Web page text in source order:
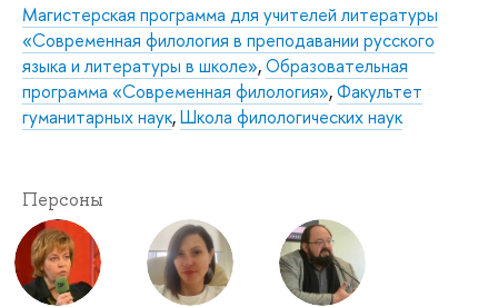
Магистерская программа для учителей литературы
«Современная филология в преподавании русского
языка и литературы в школе»,Образовательная
программа «Современная филология»,Факультет
гуманитарных наук,Школа филологических наук
Персоны